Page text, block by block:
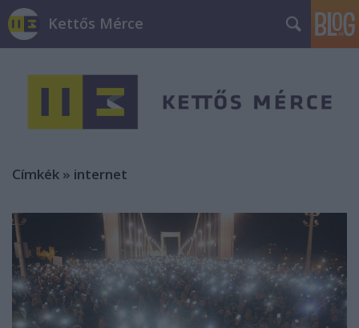
Kettős Mérce
Címkék » internet